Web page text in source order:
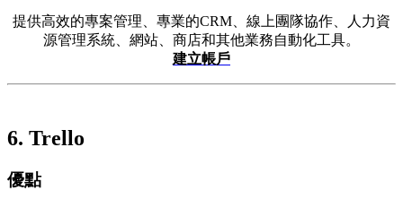
提供高效的專案管理、專業的CRM、線上團隊協作、人力資
源管理系統、網站、商店和其他業務自動化工具。
建立帳戶
6. Trello
優點